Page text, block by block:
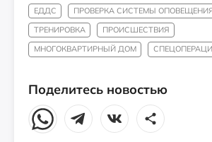
ЕДДС
ПРОВЕРКА СИСТЕМЫ
ТРЕНИРОВКА
ПРОИСШЕСТВИЯ
МНОГОКВАРТИРНЫЙ ДОМ
Поделитесь новостью